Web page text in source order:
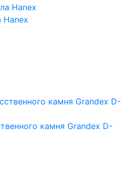
Hanex
камня Grandex D-